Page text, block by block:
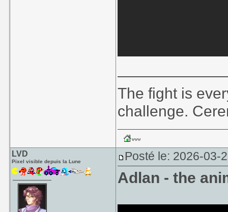
The fight is
challenge.
LVD
Pixel visible depuis la Lune Posté le: 2026-03-
Adlan - the